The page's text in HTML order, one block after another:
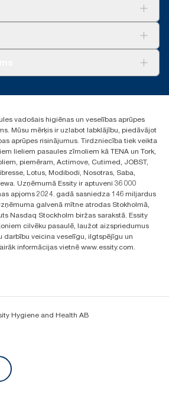
vadošais higiēnas un veselības aprūpes
Mūsu mērķis ir uzlabot labklājību, piedāvājot
aprūpes risinājumus. Tirdzniecība tiek veikta
lieliem pasaules zīmoliem kā TENA un Tork,
piemēram, Actimove, Cutimed, JOBST,
Lotus, Modibodi, Nosotras, Saba,
Uzņēmumā Essity ir aptuveni 36 000
apjoms 2024. gadā sasniedza 146 miljardus
galvenā mītne atrodas Stokholmā,
Nasdaq Stockholm biržas sarakstā. Essity
cilvēku pasaulē, laužot aizspriedumus
darbību veicina veselīgu, ilgtspējīgu un
informācijas vietnē www.essity.com.
Hygiene and Health AB